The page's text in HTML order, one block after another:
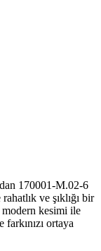
170001-M.02-6
ve şıklığı bir
modern kesimi ile
ortaya